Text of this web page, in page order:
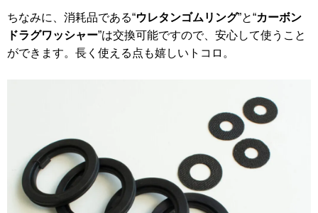
ちなみに、消耗品である“ウレタンゴムリング”と“カーボン
ドラグワッシャー”は交換可能ですので、安心して使うこと
ができます。長く使える点も嬉しいトコロ。